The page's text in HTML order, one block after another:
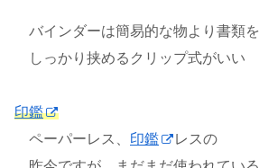
バインダーは簡易的な物より書類を
しっかり挟めるクリップ式がいい
印鑑
ペーパーレス、 印鑑
レスの